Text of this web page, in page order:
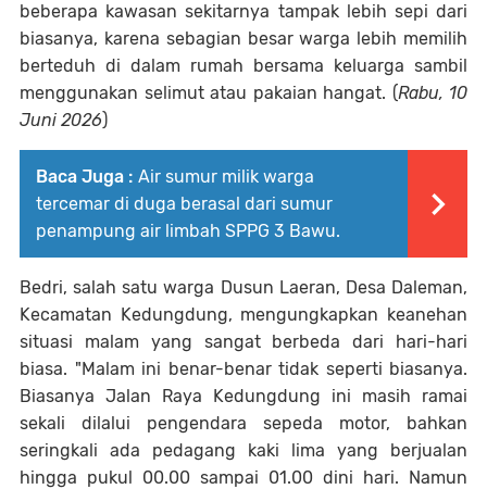
beberapa kawasan sekitarnya tampak lebih sepi dari
biasanya, karena sebagian besar warga lebih memilih
berteduh di dalam rumah bersama keluarga sambil
menggunakan selimut atau pakaian hangat. (Rabu, 10
Juni 2026)
Baca Juga : Air sumur milik warga
tercemar di duga berasal dari sumur
penampung air limbah SPPG 3 Bawu.
Bedri, salah satu warga Dusun Laeran, Desa Daleman,
Kecamatan Kedungdung, mengungkapkan keanehan
situasi malam yang sangat berbeda dari hari-hari
biasa. "Malam ini benar-benar tidak seperti biasanya.
Biasanya Jalan Raya Kedungdung ini masih ramai
sekali dilalui pengendara sepeda motor, bahkan
seringkali ada pedagang kaki lima yang berjualan
hingga pukul 00.00 sampai 01.00 dini hari. Namun